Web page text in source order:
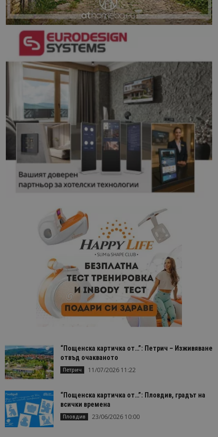
“Пощенска картичка от…”: Петрич – Изживяване
отвъд очакваното
Петрич 11/07/2026 11:22
“Пощенска картичка от…”: Пловдив, градът на
всички времена
Пловдив 23/06/2026 10:00
кампании
отчетите
анализ на
сайтовете.